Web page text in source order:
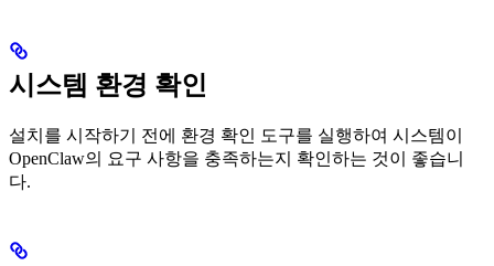
시스템 환경 확인
설치를 시작하기 전에 환경 확인 도구를 실행하여 시스템이
OpenClaw의 요구 사항을 충족하는지 확인하는 것이 좋습니
다.